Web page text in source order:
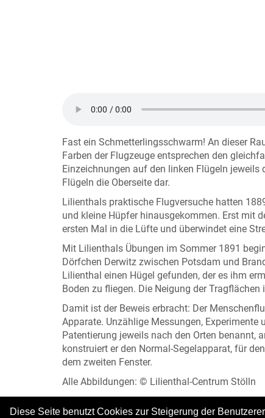
Diese Seite benutzt Cookies zur Steigerung der
Fast ein Schmetterlingsschwarm! An dieser
Farben der Flugzeuge entsprechen den
Einzeichnungen auf den linken Flügeln jeweils
Flügeln die Oberseite dar.
Lilienthals praktische Flugversuche hatten
und kleine Hüpfer hinausgekommen. Erst mit
ersten Mal in die Lüfte und überwindet eine
Mit Lilienthals Übungen im Sommer 1891
Dörfchen Derwitz zwischen Potsdam und
Lilienthal einen Hügel gefunden, der es ihm
Boden zu fliegen. Die Neigung der
Damit ist der Beweis erbracht: Der
Apparate. Unzählige Messungen,
Patentierung jeweils nach den Orten benannt,
konstruiert er den Normal-Segelapparat, für
dem zweiten Fenster.
Alle Abbildungen: © Lilienthal-Centrum Stölln